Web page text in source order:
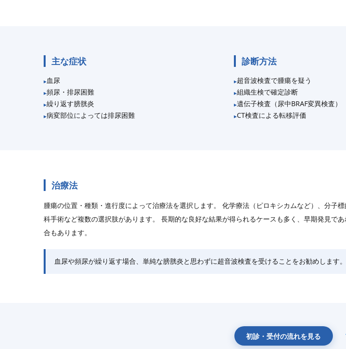
主な症状
血尿
頻尿・排尿困難
繰り返す膀胱炎
病変部位によっては排尿困難
診断方法
超音波検査で腫瘍を疑う
組織生検で確定診断
遺伝子検査（尿中BRAF変異検査）
CT検査による転移評価
治療法
腫瘍の位置・種類・進行度によって治療法を選択します。 化学療法（ピロキシカムなど）、分子
科手術など複数の選択肢があります。 長期的な良好な結果が得られるケースも多く、早期発見で
合もあります。
血尿や頻尿が繰り返す場合、単純な膀胱炎と思わずに超音波検査を受けることをお勧めします。
初診・受付の流れを見る